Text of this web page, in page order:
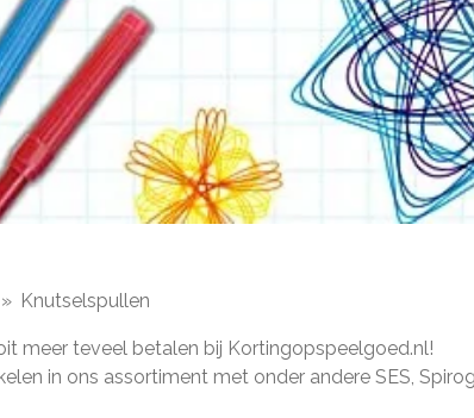
» Knutselspullen
meer teveel betalen bij Kortingopspeelgoed.nl!
in ons assortiment met onder andere SES,